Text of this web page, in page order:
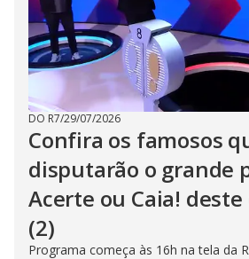
DO R7/29/07/2026
Confira os famosos
disputarão o grande
Acerte ou Caia!
(2)
Programa começa às 16h na tela da